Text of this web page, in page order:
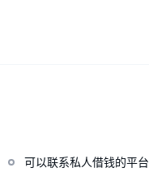
可以联系私人借钱的平台